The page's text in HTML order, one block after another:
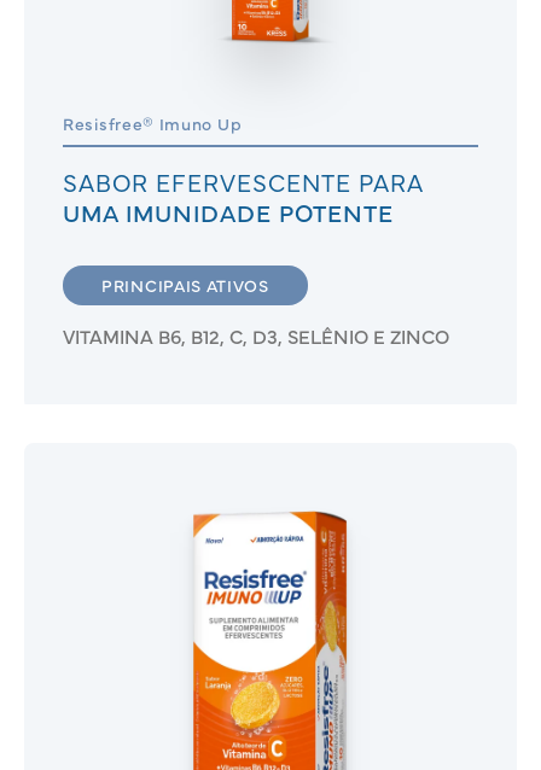
Resisfree® Imuno Up
SABOR EFERVESCENTE PARA
UMA IMUNIDADE POTENTE
PRINCIPAIS ATIVOS
VITAMINA B6, B12, C, D3, SELÊNIO E ZINCO